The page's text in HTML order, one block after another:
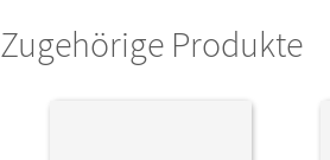
Zugehörige Produkte